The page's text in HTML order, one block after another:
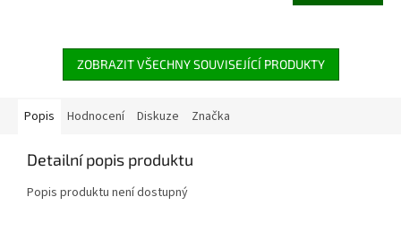
ZOBRAZIT VŠECHNY SOUVISEJÍCÍ PRODUKTY
Popis Hodnocení Diskuze Značka
Detailní popis produktu
Popis produktu není dostupný